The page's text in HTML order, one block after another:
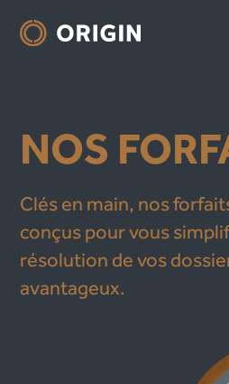
NOS
Clés en main, nos
conçus pour vous
résolution de vos
avantageux.